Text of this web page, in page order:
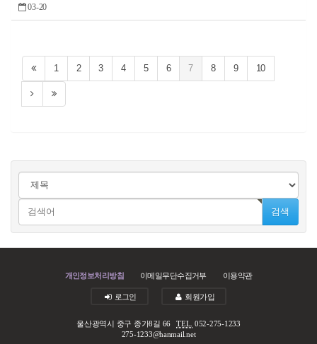
03-20
1 2 3 4 5 6 7 8 9 10
검색
개인정보처리방침 이메일무단수집거부 이용약관
로그인 회원가입
울산광역시 중구 종가8길 66TEL. 052-275-1233
275-1233@hanmail.net